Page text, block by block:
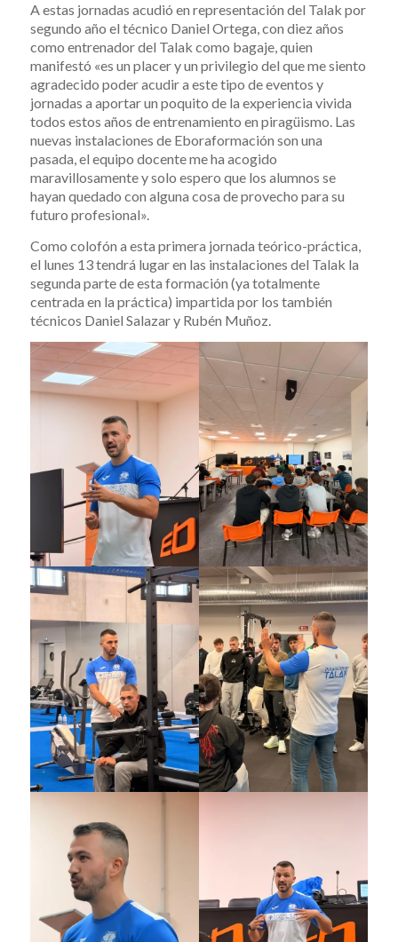
A estas jornadas acudió en representación del Talak por
segundo año el técnico Daniel Ortega, con diez años
como entrenador del Talak como bagaje, quien
manifestó «es un placer y un privilegio del que me siento
agradecido poder acudir a este tipo de eventos y
jornadas a aportar un poquito de la experiencia vivida
todos estos años de entrenamiento en piragüismo. Las
nuevas instalaciones de Eboraformación son una
pasada, el equipo docente me ha acogido
maravillosamente y solo espero que los alumnos se
hayan quedado con alguna cosa de provecho para su
futuro profesional».
Como colofón a esta primera jornada teórico-práctica,
el lunes 13 tendrá lugar en las instalaciones del Talak la
segunda parte de esta formación (ya totalmente
centrada en la práctica) impartida por los también
técnicos Daniel Salazar y Rubén Muñoz.